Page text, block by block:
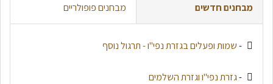
מבחנים חדשים מבחנים פופולריים
-שמות ופעלים בגזרת נפי"ו - תרגול נוסף
-גזרת נפי"ו וגזרת השלמים